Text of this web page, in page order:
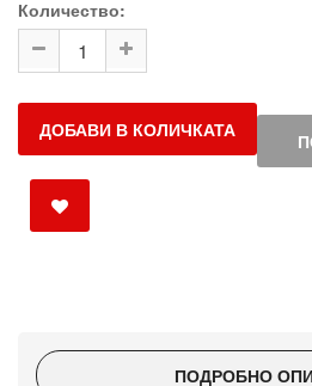
Количество:
ДОБАВИ В КОЛИЧКАТА
ПОДРОБНО